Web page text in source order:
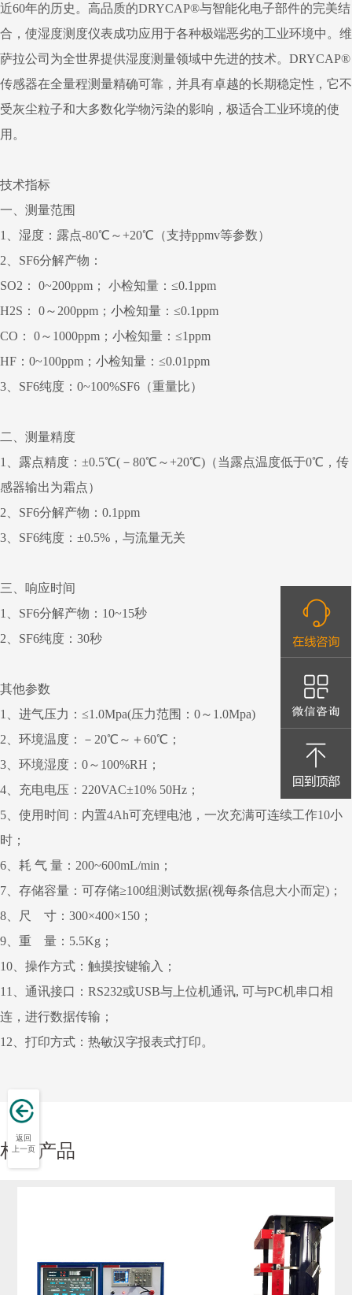
近60年的历史。高品质的DRYCAP®与智能化电子部件的完美结
合，使湿度测度仪表成功应用于各种极端恶劣的工业环境中。维
萨拉公司为全世界提供湿度测量领域中先进的技术。DRYCAP®
传感器在全量程测量精确可靠，并具有卓越的长期稳定性，它不
受灰尘粒子和大多数化学物污染的影响，极适合工业环境的使
用。
技术指标
一、测量范围
1、湿度：露点-80℃～+20℃（支持ppmv等参数）
2、SF6分解产物：
SO2： 0~200ppm； 小检知量：≤0.1ppm
H2S： 0～200ppm；小检知量：≤0.1ppm
CO： 0～1000ppm；小检知量：≤1ppm
HF：0~100ppm；小检知量：≤0.01ppm
3、SF6纯度：0~100%SF6（重量比）
二、测量精度
1、露点精度：±0.5℃(－80℃～+20℃)（当露点温度低于0℃，传
感器输出为霜点）
2、SF6分解产物：0.1ppm
3、SF6纯度：±0.5%，与流量无关
三、响应时间
1、SF6分解产物：10~15秒
2、SF6纯度：30秒
其他参数
1、进气压力：≤1.0Mpa(压力范围：0～1.0Mpa)
2、环境温度：－20℃～＋60℃；
3、环境湿度：0～100%RH；
4、充电电压：220VAC±10% 50Hz；
5、使用时间：内置4Ah可充锂电池，一次充满可连续工作10小
时；
6、耗 气 量：200~600mL/min；
7、存储容量：可存储≥100组测试数据(视每条信息大小而定)；
8、尺 寸：300×400×150；
9、重 量：5.5Kg；
10、操作方式：触摸按键输入；
11、通讯接口：RS232或USB与上位机通讯, 可与PC机串口相
连，进行数据传输；
12、打印方式：热敏汉字报表式打印。
相关产品
返回
上一页